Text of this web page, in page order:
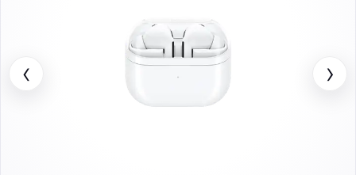
‹ ›